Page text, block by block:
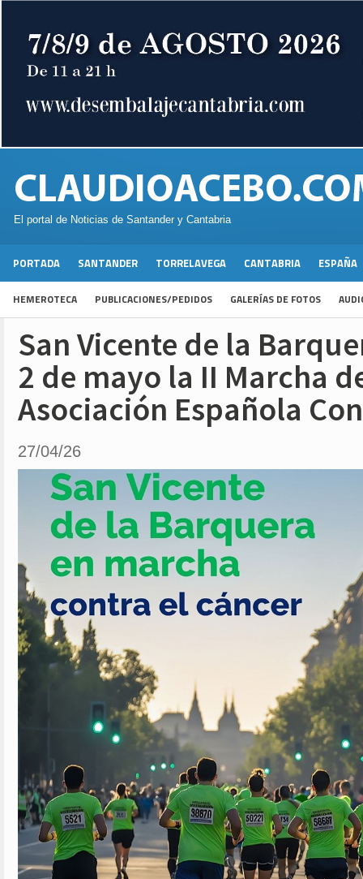
El portal de Noticias de Santander y Cantabria
PORTADA SANTANDER TORRELAVEGA CANTABRIA ESPAÑA
HEMEROTECA PUBLICACIONES/PEDIDOS GALERÍAS DE FOTOS
San Vicente de la
2 de mayo la II Marcha
Asociación Española
27/04/26